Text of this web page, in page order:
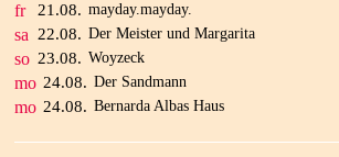
fr 21.08. mayday.mayday.
sa 22.08. Der Meister und Margarita
so 23.08. Woyzeck
mo 24.08. Der Sandmann
mo 24.08. Bernarda Albas Haus